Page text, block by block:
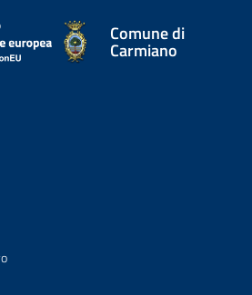
Comune di
Carmiano